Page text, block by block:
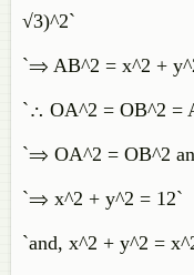
√3)^2`
`⇒ AB^2 = x^2 +
`∴ OA^2 = OB^2 =
`⇒ OA^2 = OB^2
`⇒ x^2 + y^2 = 12`
`and, x^2 + y^2 =